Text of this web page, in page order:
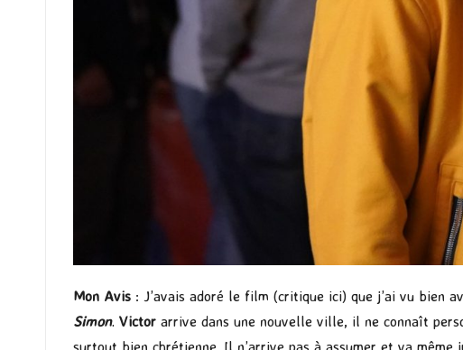
Mon Avis : J’avais adoré le film (critique ici) que j’ai vu bien
Simon. Victor arrive dans une nouvelle ville, il ne connaît